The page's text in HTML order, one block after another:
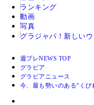
ランキング
動画
写真
グラジャパ！ 新しい
週プレNEWS TOP
グラビア
グラビアニュース
今、最も勢いのある“く